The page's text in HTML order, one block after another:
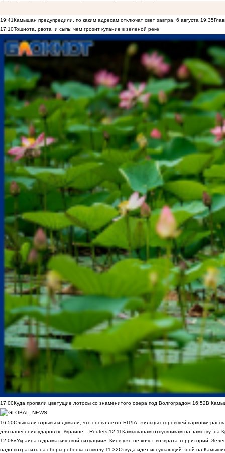
19:41Камышан предупредили, по каким адресам отключат свет завтра, 6 августа 19:35
17:10Тошнота, рвота и сыпь: чем грозит купание в зеленой реке
17:00Куда пропали цветущие лотосы со знаменитого озера под Волгоградом 16:52В
16:50Слышали взрывы и думали, что снова летят БПЛА: жильцы сгоревшей парковки
для нанесения ударов по Украине, - Reuters 12:11Камышанам-отпускникам на заметку: на
12:08«Украина в драматической ситуации»: Киев уже не хочет возврата территорий,
надо потратить на сборы ребенка в школу 11:32Откуда идет иссушающий зной на